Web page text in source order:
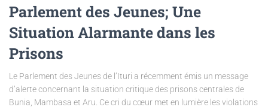
Parlement des Jeunes; Une
Situation Alarmante dans les
Prisons
Le Parlement des Jeunes de l’Ituri a récemment émis un message
d’alerte concernant la situation critique des prisons centrales de
Bunia, Mambasa et Aru. Ce cri du cœur met en lumière les violations